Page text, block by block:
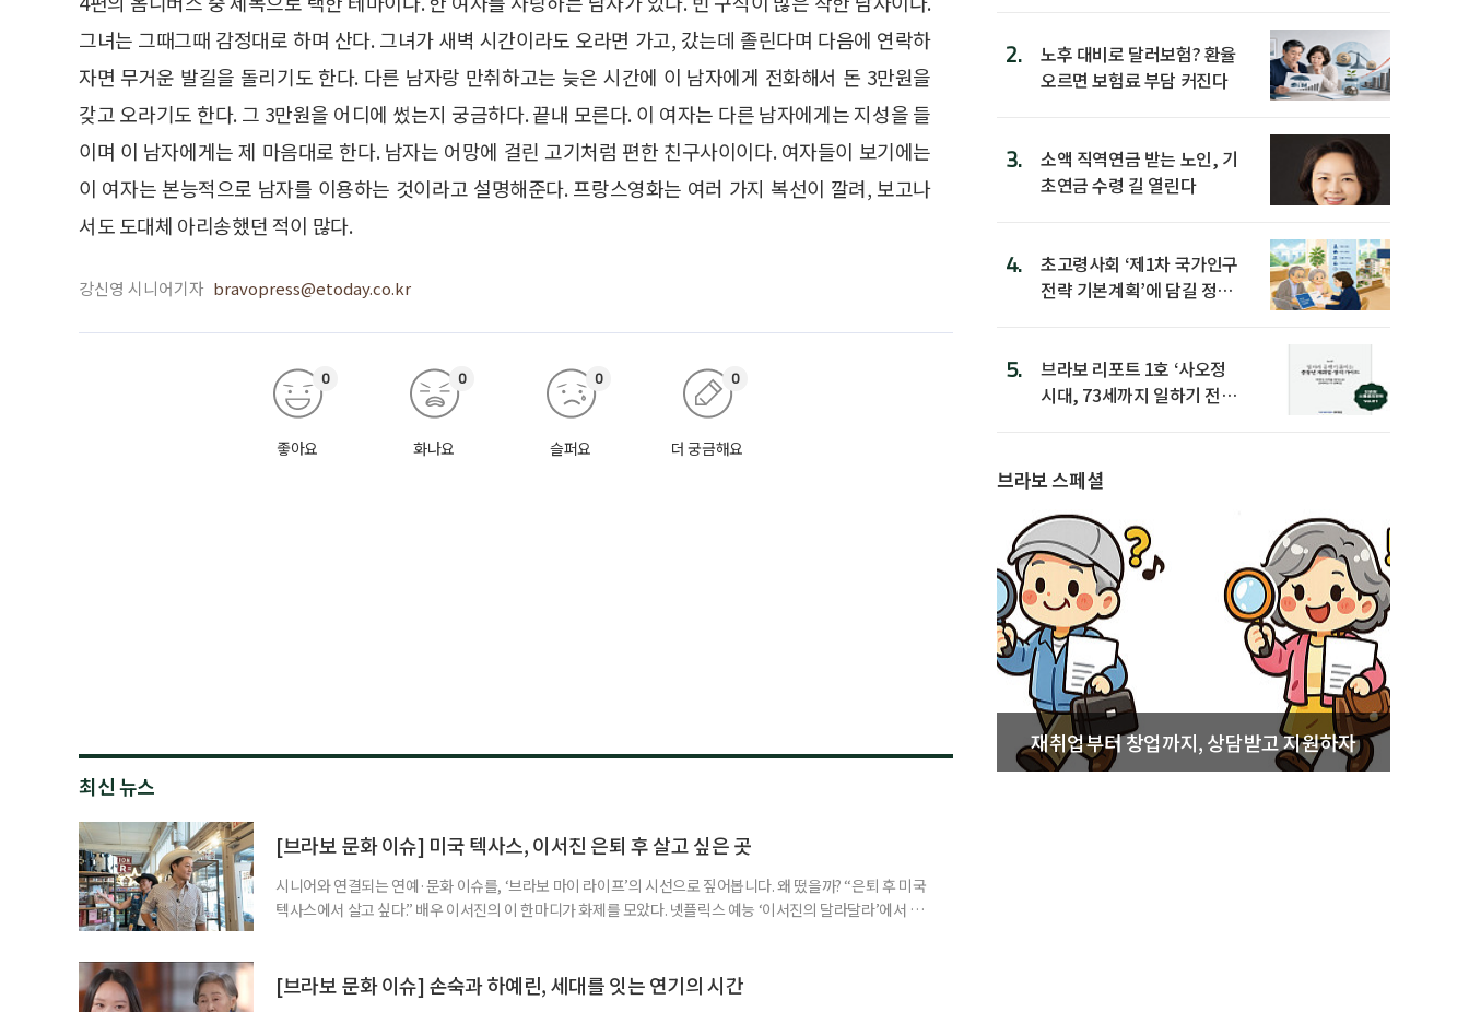
그녀는 그때그때 감정대로 하며 산다. 그녀가 새벽 시간이라도 오라면 가고, 갔는데 졸린다며 다음에 연락하
자면 무거운 발길을 돌리기도 한다. 다른 남자랑 만취하고는 늦은 시간에 이 남자에게 전화해서 돈 3만원을
갖고 오라기도 한다. 그 3만원을 어디에 썼는지 궁금하다. 끝내 모른다. 이 여자는 다른 남자에게는 지성을 들
이며 이 남자에게는 제 마음대로 한다. 남자는 어망에 걸린 고기처럼 편한 친구사이이다. 여자들이 보기에는
이 여자는 본능적으로 남자를 이용하는 것이라고 설명해준다. 프랑스영화는 여러 가지 복선이 깔려, 보고나
서도 도대체 아리송했던 적이 많다.
강신영 시니어기자 bravopress@etoday.co.kr
좋아요
0
화나요
0
슬퍼요
0
더 궁금해요
0
최신 뉴스
[브라보 문화 이슈] 미국 텍사스, 이서진 은퇴 후 살고 싶은 곳
시니어와 연결되는 연예·문화 이슈를, ‘브라보 마이 라이프’의 시선으로 짚어봅니다. 왜 떴을까? “은퇴 후 미국
텍사스에서 살고 싶다.” 배우 이서진의 이 한마디가 화제를 모았다. 넷플릭스 예능 ‘이서진의 달라달라’에서 그
PD가 함께하는 미국 텍사스 방랑기다. 사전 기획이나 대본 없이 여행의 흐름에
[브라보 문화 이슈] 손숙과 하예린, 세대를 잇는 연기의 시간
2.
노후 대비로 달러보험? 환율
오르면 보험료 부담 커진다
3.
소액 직역연금 받는 노인, 기
초연금 수령 길 열린다
4.
초고령사회 ‘제1차 국가인구
전략 기본계획’에 담길 정책
5.
브라보 리포트 1호 ‘사오정
시대, 73세까지 일하기 전략’
브라보 스페셜
재취업부터 창업까지, 상담받고 지원하자